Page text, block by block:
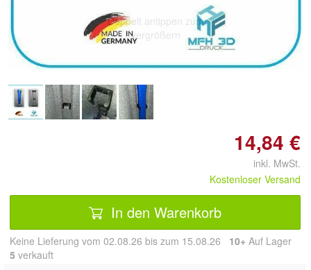
Doppelt antippen zum
vergrößern
14,84 €
inkl. MwSt.
Kostenloser Versand
In den Warenkorb
Keine Lieferung vom 02.08.26 bis zum 15.08.26 10+ Auf Lager
5 verkauft